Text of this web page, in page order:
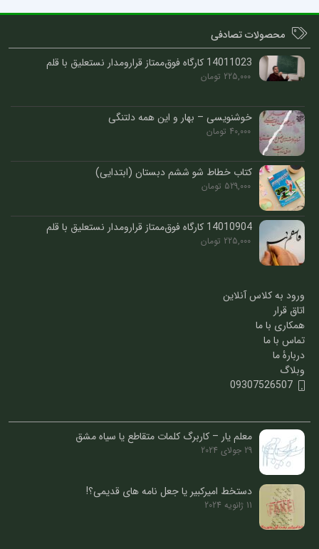
محصولات تصادفی
14011023 کارگاه فوق‌ممتاز قرارومدار نستعلیق با قلم
225,000 تومان
خوشنویسی – بهار و این همه دلتنگی
40,000 تومان
کتاب خطاط شو ششم دبستان (ابتدایی)
529,000 تومان
14010904 کارگاه فوق‌ممتاز قرارومدار نستعلیق با قلم
225,000 تومان
ورود به کلاس آنلاین
اتاق قرار
همکاری با ما
تماس با ما
دربارۀ ما
وبلاگ
09307526507
معلم یار – کاربرگ کلمات متقاطع یا سیاه مشق
29 جولای 2024
دستخط امیرکبیر یا جعل نامه های قدیمی؟!
11 ژانویه 2024